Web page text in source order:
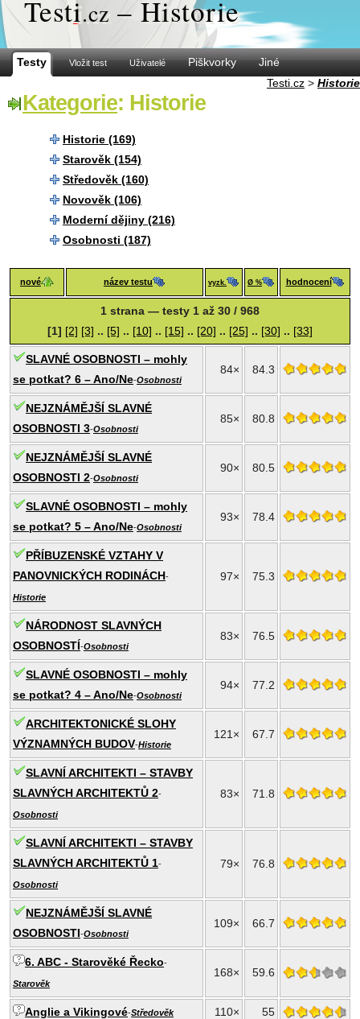
Testi.cz – Historie
Testy Vložit test Uživatelé Piškvorky
Jiné
Testi.cz > Historie
Kategorie: Historie
Historie (169)
Starověk (154)
Středověk (160)
Novověk (106)
Moderní dějiny (216)
Osobnosti (187)
nové název testu vyzk. Ø % hodnocení
1 strana — testy 1 až 30 / 968
[1] [2] [3] .. [5] .. [10] .. [15] .. [20] .. [25] .. [30] .. [33]
SLAVNÉ OSOBNOSTI – mohly
se potkat? 6 – Ano/Ne-Osobnosti
84× 84.3
NEJZNÁMĚJŠÍ SLAVNÉ
OSOBNOSTI 3-Osobnosti
85× 80.8
NEJZNÁMĚJŠÍ SLAVNÉ
OSOBNOSTI 2-Osobnosti
90× 80.5
SLAVNÉ OSOBNOSTI – mohly
se potkat? 5 – Ano/Ne-Osobnosti
93× 78.4
PŘÍBUZENSKÉ VZTAHY V
PANOVNICKÝCH RODINÁCH-
Historie
97× 75.3
NÁRODNOST SLAVNÝCH
OSOBNOSTÍ-Osobnosti
83× 76.5
SLAVNÉ OSOBNOSTI – mohly
se potkat? 4 – Ano/Ne-Osobnosti
94× 77.2
ARCHITEKTONICKÉ SLOHY
VÝZNAMNÝCH BUDOV-Historie
121× 67.7
SLAVNÍ ARCHITEKTI – STAVBY
SLAVNÝCH ARCHITEKTŮ 2-
Osobnosti
83× 71.8
SLAVNÍ ARCHITEKTI – STAVBY
SLAVNÝCH ARCHITEKTŮ 1-
Osobnosti
79× 76.8
NEJZNÁMĚJŠÍ SLAVNÉ
OSOBNOSTI-Osobnosti
109× 66.7
6. ABC - Starověké Řecko-
Starověk
168× 59.6
Anglie a Vikingové-Středověk 110× 55